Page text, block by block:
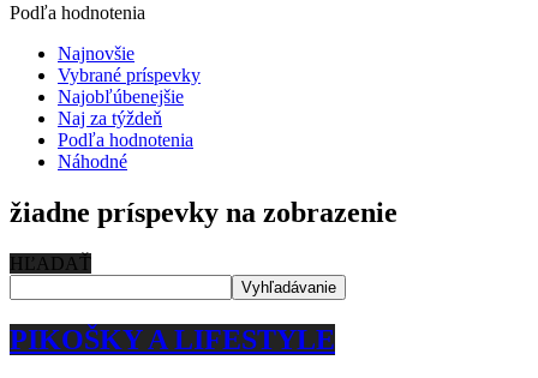
Podľa hodnotenia
Najnovšie
Vybrané príspevky
Najobľúbenejšie
Naj za týždeň
Podľa hodnotenia
Náhodné
žiadne príspevky na zobrazenie
HĽADAŤ
PIKOŠKY A LIFESTYLE